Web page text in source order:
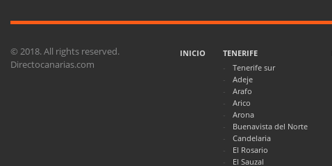
INICIO
TENERIFE
Tenerife sur
Adeje
Arafo
Arico
Arona
Buenavista del Norte
Candelaria
El Rosario
El Sauzal
© 2018. All rights reserved.
Directocanarias.com